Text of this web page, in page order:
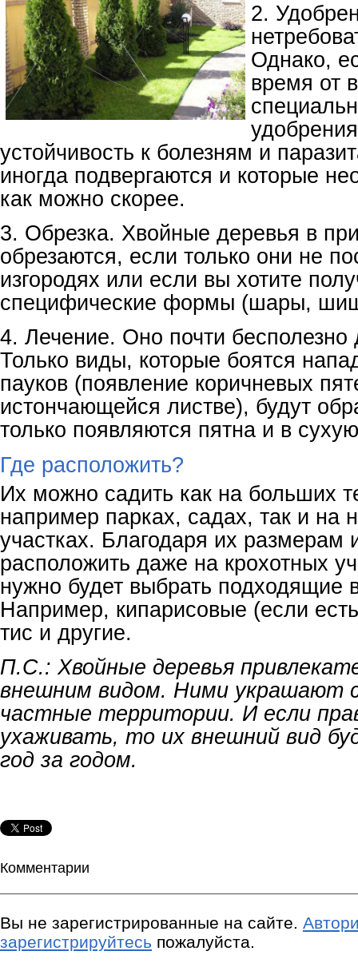
2.
Однако,
время от
устойчивость к болезням и
иногда подвергаются и которые
как можно скорее.
3. Обрезка. Хвойные деревья в
обрезаются, если только они не
изгородях или если вы хотите
специфические формы (шары,
4. Лечение. Оно почти бесполезно
Только виды, которые боятся
пауков (появление коричневых
истончающейся листве), будут
только появляются пятна и в
Где расположить?
Их можно садить как на больших
например парках, садах, так и на
участках. Благодаря их размерам
расположить даже на крохотных
нужно будет выбрать подходящие
Например, кипарисовые (если
тис и другие.
П.С.: Хвойные деревья
внешним видом. Ними украшают
частные территории. И если
ухаживать, то их внешний вид
год за годом.
Комментарии
Вы не зарегистрированные на сайте.
зарегистрируйтесь пожалуйста.